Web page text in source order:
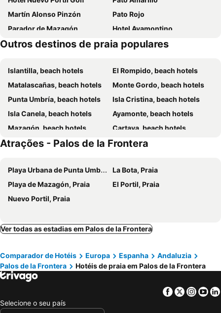
Martín Alonso Pinzón
Pato Rojo
Parador de Mazagón
Hotel Ayamontino
Hotel Carabela Santa Maria
Hotel Albaida Nature
Outros destinos de praia populares
Islantilla, beach hotels
El Rompido, beach hotels
Matalascañas, beach hotels
Monte Gordo, beach hotels
Punta Umbría, beach hotels
Isla Cristina, beach hotels
Isla Canela, beach hotels
Ayamonte, beach hotels
Mazagón, beach hotels
Cartaya, beach hotels
Vila Real do Santo António, beach hotels
Almonte, beach hotels
Castro Marim, beach hotels
Huelva, beach hotels
Moguer, beach hotels
Aljaraque, beach hotels
Lepe, beach hotels
Atrações - Palos de la Frontera
Playa Urbana de Punta Umbría, Praia
La Bota, Praia
Playa de Mazagón, Praia
El Portil, Praia
Nuevo Portil, Praia
Ver todas as estadias em Palos de la Frontera
Comparador de Hotéis Europa Espanha
Andaluzia
Palos de la Frontera
Hotéis de praia em Palos de la Frontera
Facebook
Twitter
Selecione o seu país